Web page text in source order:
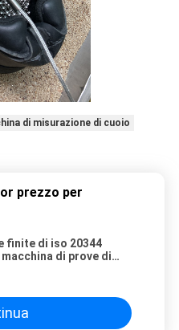
di misurazione di cuoio
prezzo per
finite di iso 20344
di prove di